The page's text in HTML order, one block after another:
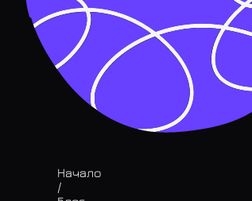
Начало
/